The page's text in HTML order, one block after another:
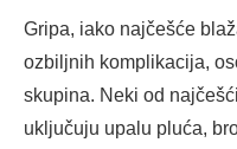
Gripa, iako najčešće
ozbiljnih komplikacija,
skupina. Neki od
uključuju upalu pluća,